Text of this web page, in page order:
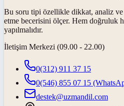
Bu soru tipi özellikle dikkat, analiz
etme becerisini ölçer. Hem doğruluk
yapılmalıdır.
İletişim Merkezi (09.00 - 22.00)
0(312) 911 37 15
0(546) 855 07 15
destek@uzmandil.com